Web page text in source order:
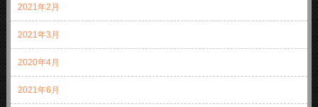
2021年2月
2021年3月
2020年4月
2021年6月